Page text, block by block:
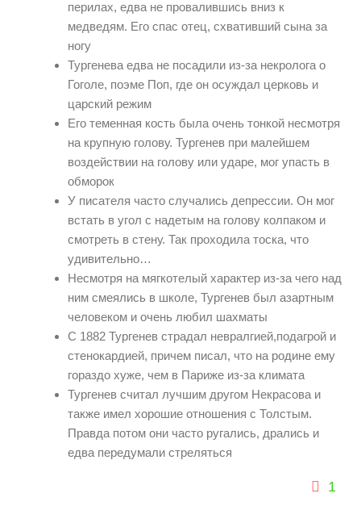
перилах, едва не провалившись вниз к
медведям. Его спас отец, схвативший сына за
ногу
Тургенева едва не посадили из-за некролога о
Гоголе, поэме Поп, где он осуждал церковь и
царский режим
Его теменная кость была очень тонкой несмотря
на крупную голову. Тургенев при малейшем
воздействии на голову или ударе, мог упасть в
обморок
У писателя часто случались депрессии. Он мог
встать в угол с надетым на голову колпаком и
смотреть в стену. Так проходила тоска, что
удивительно…
Несмотря на мягкотелый характер из-за чего над
ним смеялись в школе, Тургенев был азартным
человеком и очень любил шахматы
С 1882 Тургенев страдал невралгией,подагрой и
стенокардией, причем писал, что на родине ему
гораздо хуже, чем в Париже из-за климата
Тургенев считал лучшим другом Некрасова и
также имел хорошие отношения с Толстым.
Правда потом они часто ругались, дрались и
едва передумали стреляться
1